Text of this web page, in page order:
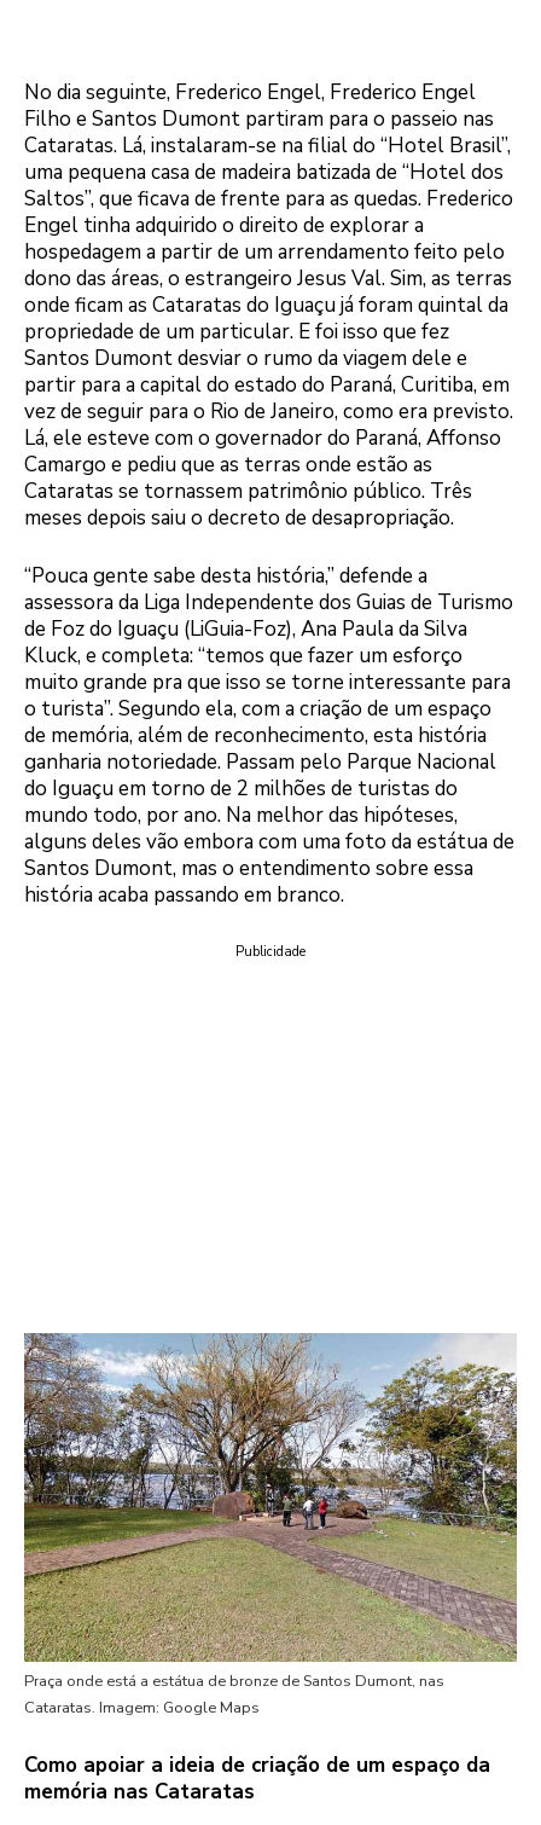
No dia seguinte, Frederico Engel, Frederico Engel
Filho e Santos Dumont partiram para o passeio nas
Cataratas. Lá, instalaram-se na filial do “Hotel Brasil”,
uma pequena casa de madeira batizada de “Hotel dos
Saltos”, que ficava de frente para as quedas. Frederico
Engel tinha adquirido o direito de explorar a
hospedagem a partir de um arrendamento feito pelo
dono das áreas, o estrangeiro Jesus Val. Sim, as terras
onde ficam as Cataratas do Iguaçu já foram quintal da
propriedade de um particular. E foi isso que fez
Santos Dumont desviar o rumo da viagem dele e
partir para a capital do estado do Paraná, Curitiba, em
vez de seguir para o Rio de Janeiro, como era previsto.
Lá, ele esteve com o governador do Paraná, Affonso
Camargo e pediu que as terras onde estão as
Cataratas se tornassem patrimônio público. Três
meses depois saiu o decreto de desapropriação.
“Pouca gente sabe desta história,” defende a
assessora da Liga Independente dos Guias de Turismo
de Foz do Iguaçu (LiGuia-Foz), Ana Paula da Silva
Kluck, e completa: “temos que fazer um esforço
muito grande pra que isso se torne interessante para
o turista”. Segundo ela, com a criação de um espaço
de memória, além de reconhecimento, esta história
ganharia notoriedade. Passam pelo Parque Nacional
do Iguaçu em torno de 2 milhões de turistas do
mundo todo, por ano. Na melhor das hipóteses,
alguns deles vão embora com uma foto da estátua de
Santos Dumont, mas o entendimento sobre essa
história acaba passando em branco.
Publicidade
Praça onde está a estátua de bronze de Santos Dumont, nas
Cataratas. Imagem: Google Maps
Como apoiar a ideia de criação de um espaço da
memória nas Cataratas